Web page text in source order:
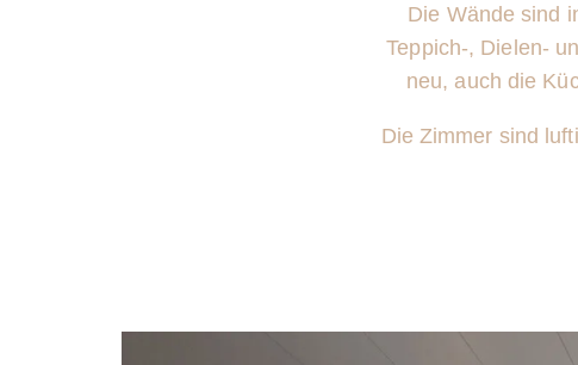
Die Wände sind
Teppich-, Dielen-
neu, auch die
Die Zimmer sind